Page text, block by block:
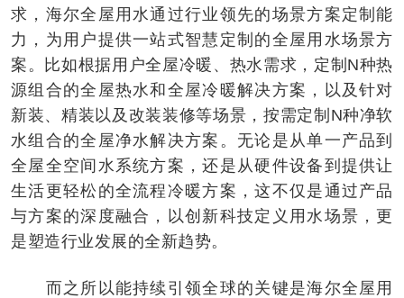
求，海尔全屋用水通过行业领先的场景方案定制能
力，为用户提供一站式智慧定制的全屋用水场景方
案。比如根据用户全屋冷暖、热水需求，定制N种热
源组合的全屋热水和全屋冷暖解决方案，以及针对
新装、精装以及改装装修等场景，按需定制N种净软
水组合的全屋净水解决方案。无论是从单一产品到
全屋全空间水系统方案，还是从硬件设备到提供让
生活更轻松的全流程冷暖方案，这不仅是通过产品
与方案的深度融合，以创新科技定义用水场景，更
是塑造行业发展的全新趋势。
而之所以能持续引领全球的关键是海尔全屋用